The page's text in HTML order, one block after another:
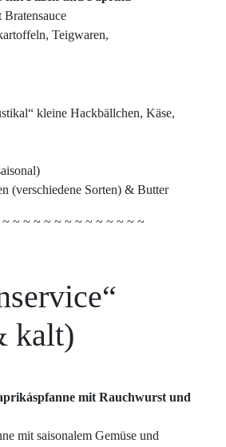
Teigwaren,
kleine Hackbällchen, Käse,
(verschiedene Sorten) & Butter
~ ~ ~ ~ ~ ~ ~ ~ ~ ~ ~ ~ ~
kalt)
mit Rauchwurst und
mit saisonalem Gemüse und